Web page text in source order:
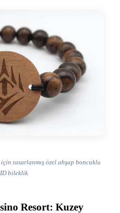
tasarlanmış özel ahşap boncuklu
bileklik
Resort: Kuzey